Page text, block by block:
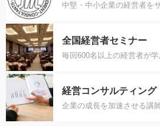
中堅・中小企業の経営者を
全国経営者セミナー
毎回600名以上の経営者が
経営コンサルティング
企業の成長を加速させる講